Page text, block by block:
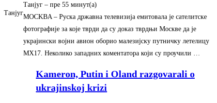
Танјуг
Танјуг – ‎пре 55 минут(а)‎
MOСKВA – Руска државна телевизиjа емитовала jе сателитске
фотографиjе за коjе тврди да су доказ тврдњи Mоскве да jе
украjински воjни авион оборио малезиjску путничку летелицу
MХ17. Неколико западних коментатора коjи су проучили …
Kameron, Putin i Oland razgovarali o
ukrajinskoj krizi